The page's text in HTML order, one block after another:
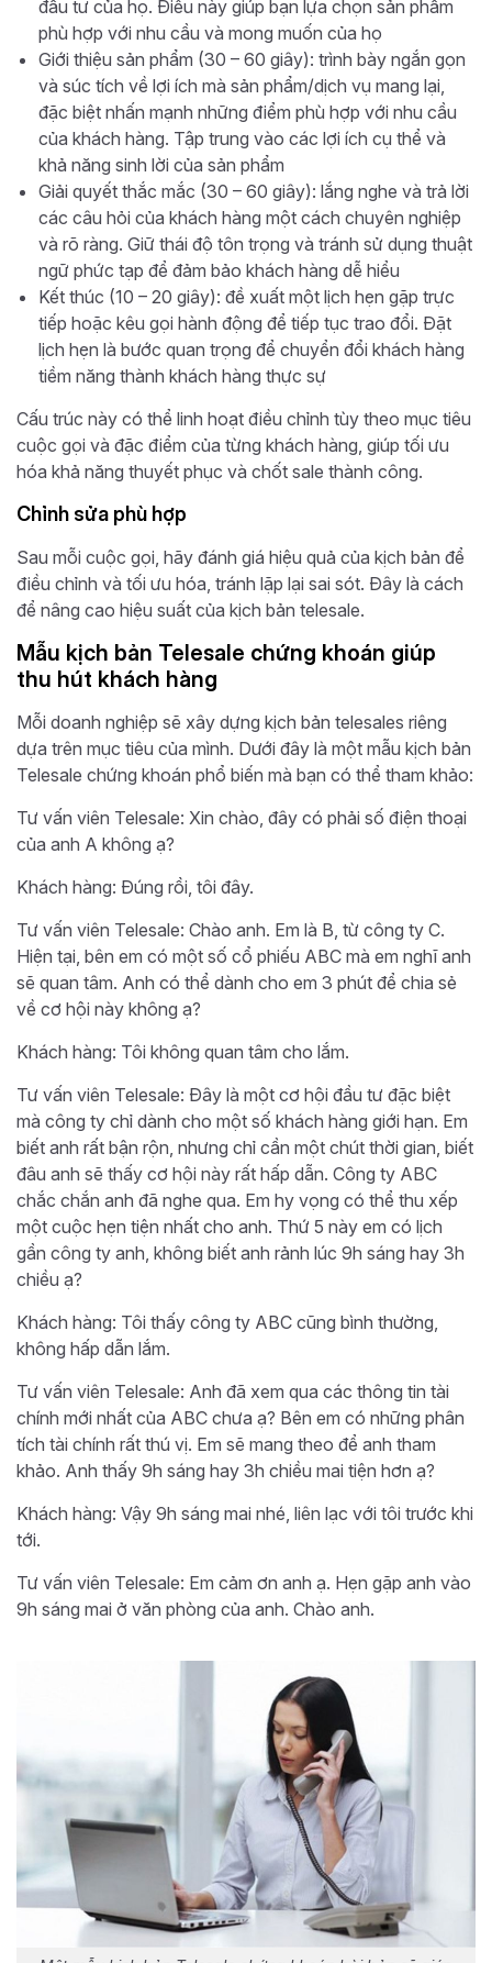
đầu tư của họ. Điều này giúp bạn lựa chọn sản phẩm
phù hợp với nhu cầu và mong muốn của họ
Giới thiệu sản phẩm (30 – 60 giây): trình bày ngắn gọn
và súc tích về lợi ích mà sản phẩm/dịch vụ mang lại,
đặc biệt nhấn mạnh những điểm phù hợp với nhu cầu
của khách hàng. Tập trung vào các lợi ích cụ thể và
khả năng sinh lời của sản phẩm
Giải quyết thắc mắc (30 – 60 giây): lắng nghe và trả lời
các câu hỏi của khách hàng một cách chuyên nghiệp
và rõ ràng. Giữ thái độ tôn trọng và tránh sử dụng thuật
ngữ phức tạp để đảm bảo khách hàng dễ hiểu
Kết thúc (10 – 20 giây): đề xuất một lịch hẹn gặp trực
tiếp hoặc kêu gọi hành động để tiếp tục trao đổi. Đặt
lịch hẹn là bước quan trọng để chuyển đổi khách hàng
tiềm năng thành khách hàng thực sự
Cấu trúc này có thể linh hoạt điều chỉnh tùy theo mục tiêu
cuộc gọi và đặc điểm của từng khách hàng, giúp tối ưu
hóa khả năng thuyết phục và chốt sale thành công.
Chỉnh sửa phù hợp
Sau mỗi cuộc gọi, hãy đánh giá hiệu quả của kịch bản để
điều chỉnh và tối ưu hóa, tránh lặp lại sai sót. Đây là cách
để nâng cao hiệu suất của kịch bản telesale.
Mẫu kịch bản Telesale chứng khoán giúp
thu hút khách hàng
Mỗi doanh nghiệp sẽ xây dựng kịch bản telesales riêng
dựa trên mục tiêu của mình. Dưới đây là một mẫu kịch bản
Telesale chứng khoán phổ biến mà bạn có thể tham khảo:
Tư vấn viên Telesale: Xin chào, đây có phải số điện thoại
của anh A không ạ?
Khách hàng: Đúng rồi, tôi đây.
Tư vấn viên Telesale: Chào anh. Em là B, từ công ty C.
Hiện tại, bên em có một số cổ phiếu ABC mà em nghĩ anh
sẽ quan tâm. Anh có thể dành cho em 3 phút để chia sẻ
về cơ hội này không ạ?
Khách hàng: Tôi không quan tâm cho lắm.
Tư vấn viên Telesale: Đây là một cơ hội đầu tư đặc biệt
mà công ty chỉ dành cho một số khách hàng giới hạn. Em
biết anh rất bận rộn, nhưng chỉ cần một chút thời gian, biết
đâu anh sẽ thấy cơ hội này rất hấp dẫn. Công ty ABC
chắc chắn anh đã nghe qua. Em hy vọng có thể thu xếp
một cuộc hẹn tiện nhất cho anh. Thứ 5 này em có lịch
gần công ty anh, không biết anh rảnh lúc 9h sáng hay 3h
chiều ạ?
Khách hàng: Tôi thấy công ty ABC cũng bình thường,
không hấp dẫn lắm.
Tư vấn viên Telesale: Anh đã xem qua các thông tin tài
chính mới nhất của ABC chưa ạ? Bên em có những phân
tích tài chính rất thú vị. Em sẽ mang theo để anh tham
khảo. Anh thấy 9h sáng hay 3h chiều mai tiện hơn ạ?
Khách hàng: Vậy 9h sáng mai nhé, liên lạc với tôi trước khi
tới.
Tư vấn viên Telesale: Em cảm ơn anh ạ. Hẹn gặp anh vào
9h sáng mai ở văn phòng của anh. Chào anh.